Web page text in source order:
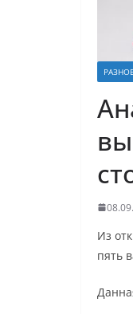
РАЗНОЕ
Из
пять